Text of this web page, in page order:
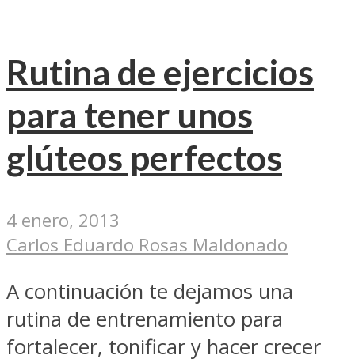
Rutina de ejercicios
para tener unos
glúteos perfectos
4 enero, 2013
Carlos Eduardo Rosas Maldonado
A continuación te dejamos una
rutina de entrenamiento para
fortalecer, tonificar y hacer crecer